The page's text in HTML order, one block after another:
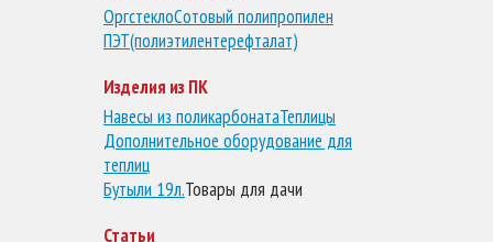
ОргстеклоСотовый полипропилен
ПЭТ(полиэтилентерефталат)
Изделия из ПК
Навесы из поликарбонатаТеплицы
Дополнительное оборудование для
теплиц
Бутыли 19л.Товары для дачи
Статьи